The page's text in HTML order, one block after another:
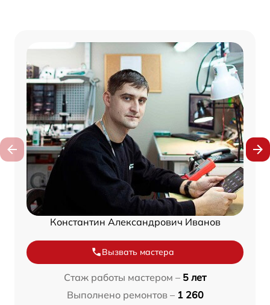
Константин Александрович Иванов
Вызвать мастера
Стаж работы мастером – 5 лет
Выполнено ремонтов – 1 260